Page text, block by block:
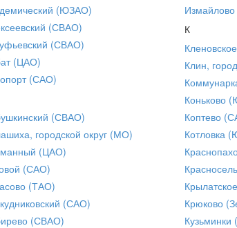
(ЮЗАО)
(СВАО)
(СВАО)
(ЦАО)
(САО)
(СВАО)
городской округ (МО)
(ЦАО)
(САО)
(ТАО)
(САО)
(СВАО)
К
Клин,
Коньково
Коптево
Котловка
Крюково